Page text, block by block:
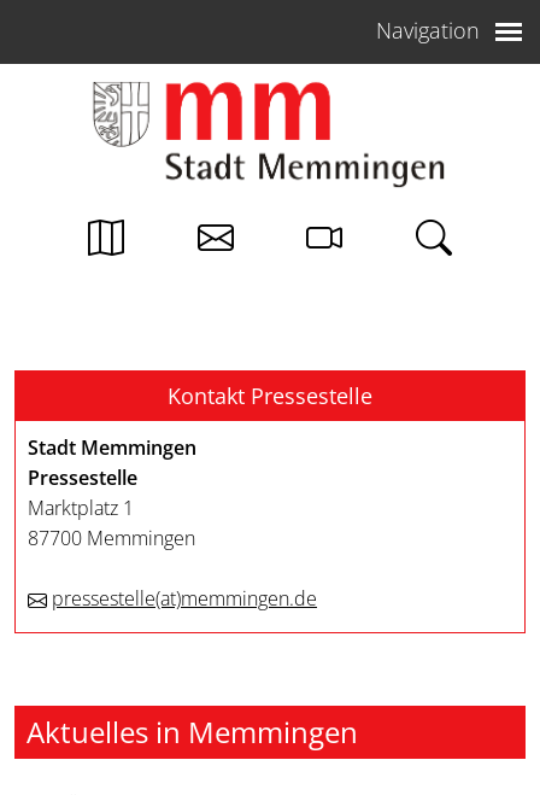
Navigation
Kontakt Pressestelle
Stadt Memmingen
Pressestelle
Marktplatz 1
87700 Memmingen
pressestelle(at)memmingen.de
Aktuelles in Memmingen